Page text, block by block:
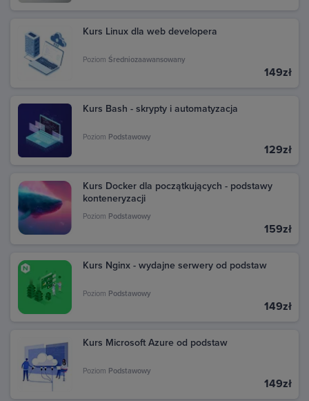
Możesz również znaleźć fakturę na stronie Google
się na swoje konto Google, z którego dokonano
zakupu. W sekcji Aktywność znajdziesz wszystkie
transakcje dokonane w Google Play. Kliknij daną
transakcję, aby zobaczyć szczegóły i pobrać fakturę.
Kurs Linux dla web developera
Poziom Średniozaawansowany
149zł
Kurs Bash - skrypty i automatyzacja
Poziom Podstawowy
129zł
Kurs Docker dla początkujących - podstawy
konteneryzacji
Poziom Podstawowy
159zł
Kurs Nginx - wydajne serwery od podstaw
Poziom Podstawowy
149zł
Kurs Microsoft Azure od podstaw
Poziom Podstawowy
149zł